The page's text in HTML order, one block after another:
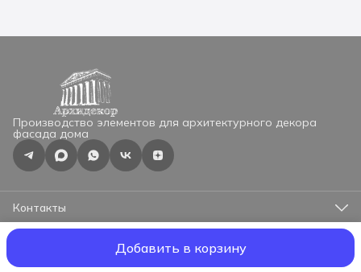
Добавить в корзину
Производство элементов для архитектурного декора
фасада дома
Контакты
Адрес
ООО "АрхиДекор"О материалеОплатаДоставка